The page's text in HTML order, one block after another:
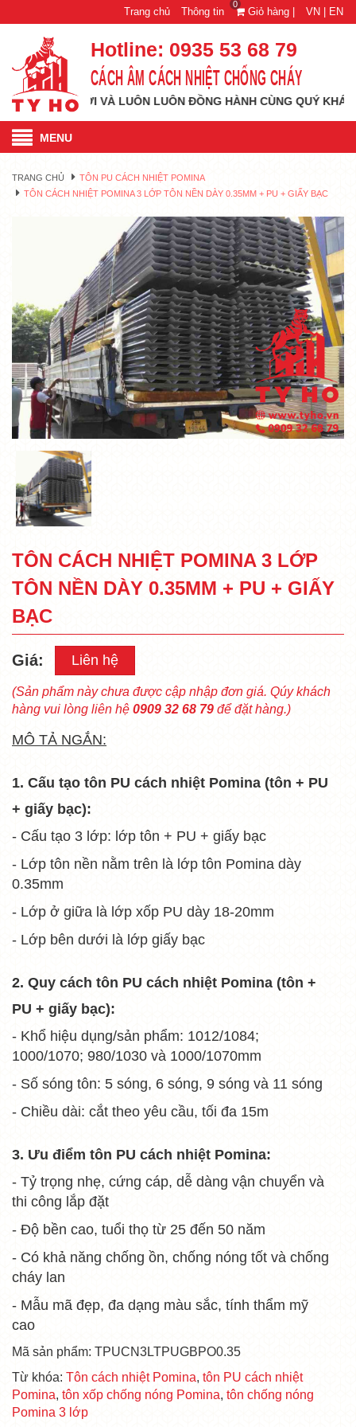
Trang chủ Thông tin
0
Giỏ hàng | VN | EN
Hotline: 0935 53 68 79
CÁCH ÂM CÁCH NHIỆT CHỐNG CHÁY
MỚI VÀ LUÔN LUÔN ĐỒNG HÀNH CÙNG QUÝ KHÁCH
MENU
TRANG CHỦ
TÔN PU CÁCH NHIỆT POMINA
TÔN CÁCH NHIỆT POMINA 3 LỚP TÔN NỀN DÀY 0.35MM + PU + GIẤY BẠC
TÔN CÁCH NHIỆT POMINA 3 LỚP
TÔN NỀN DÀY 0.35MM + PU + GIẤY
BẠC
Giá: Liên hệ
(Sản phẩm này chưa được cập nhập đơn giá. Qúy khách
hàng vui lòng liên hệ 0909 32 68 79 để đặt hàng.)
MÔ TẢ NGẮN:
1. Cấu tạo tôn PU cách nhiệt Pomina (tôn + PU
+ giấy bạc):
- Cấu tạo 3 lớp: lớp tôn + PU + giấy bạc
- Lớp tôn nền nằm trên là lớp tôn Pomina dày
0.35mm
- Lớp ở giữa là lớp xốp PU dày 18-20mm
- Lớp bên dưới là lớp giấy bạc
2. Quy cách tôn PU cách nhiệt Pomina (tôn +
PU + giấy bạc):
- Khổ hiệu dụng/sản phẩm: 1012/1084;
1000/1070; 980/1030 và 1000/1070mm
- Số sóng tôn: 5 sóng, 6 sóng, 9 sóng và 11 sóng
- Chiều dài: cắt theo yêu cầu, tối đa 15m
3. Ưu điểm tôn PU cách nhiệt Pomina:
- Tỷ trọng nhẹ, cứng cáp, dễ dàng vận chuyển và
thi công lắp đặt
- Độ bền cao, tuổi thọ từ 25 đến 50 năm
- Có khả năng chống ồn, chống nóng tốt và chống
cháy lan
- Mẫu mã đẹp, đa dạng màu sắc, tính thẩm mỹ
cao
Mã sản phẩm: TPUCN3LTPUGBPO0.35
Từ khóa: Tôn cách nhiệt Pomina, tôn PU cách nhiệt
Pomina, tôn xốp chống nóng Pomina, tôn chống nóng
Pomina 3 lớp